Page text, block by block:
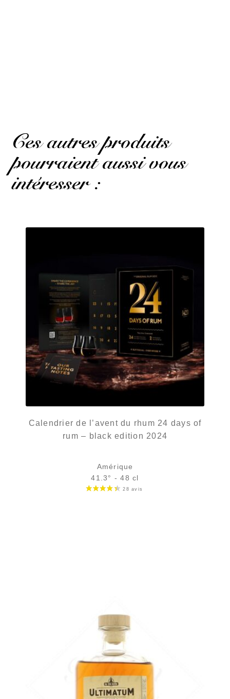
Ces autres produits
pourraient aussi vous
intéresser :
Calendrier de l’avent du rhum 24 days of
rum – black edition 2024
Amérique
41.3° - 48 cl